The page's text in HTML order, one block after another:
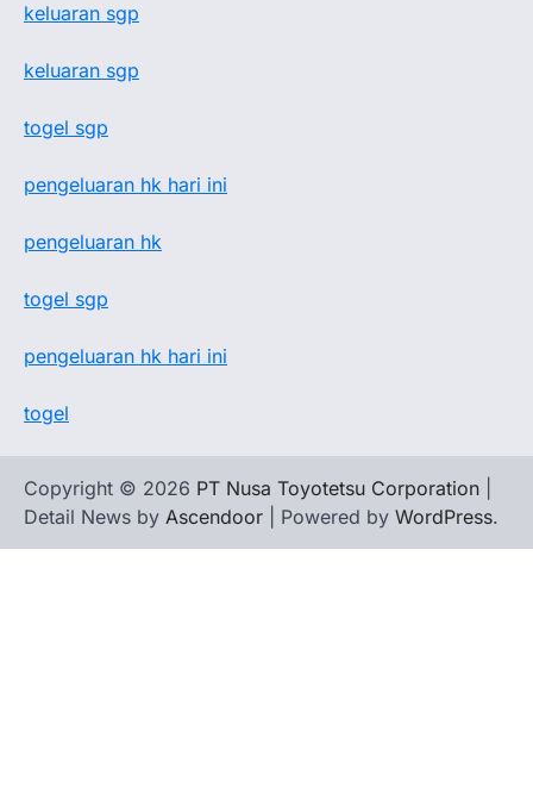
keluaran sgp
keluaran sgp
togel sgp
pengeluaran hk hari ini
pengeluaran hk
togel sgp
pengeluaran hk hari ini
togel
Copyright © 2026 PT Nusa Toyotetsu Corporation
Detail News by Ascendoor | Powered by WordPress.